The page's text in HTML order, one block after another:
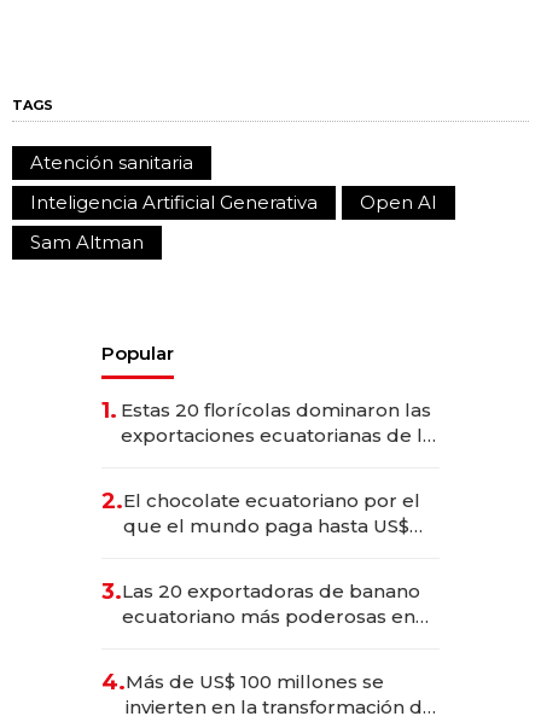
TAGS
Atención sanitaria
Inteligencia Artificial Generativa
Open AI
Sam Altman
Popular
1. Estas 20 florícolas dominaron las
exportaciones ecuatorianas de la
2.El chocolate ecuatoriano por el
que el mundo paga hasta US$
3.Las 20 exportadoras de banano
ecuatoriano más poderosas en
4.Más de US$ 100 millones se
invierten en la transformación de